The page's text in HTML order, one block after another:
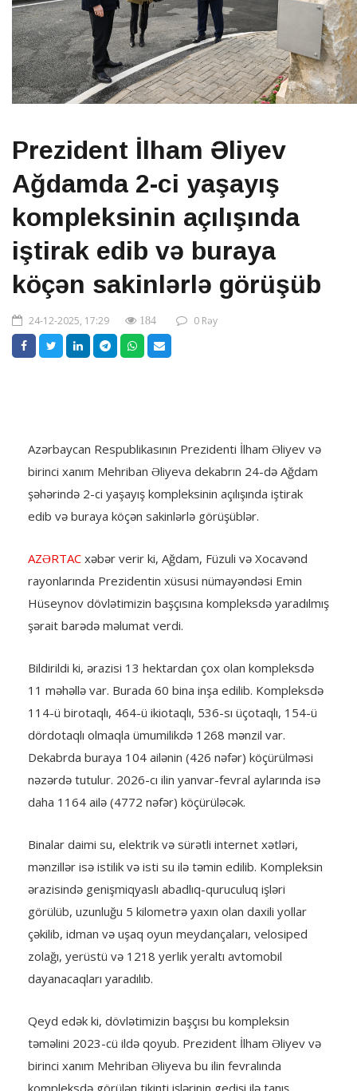
Prezident İlham Əliyev
Ağdamda 2-ci yaşayış
kompleksinin açılışında
iştirak edib və buraya
köçən sakinlərlə görüşüb
24-12-2025, 17:29 184 0 Rəy
Azərbaycan Respublikasının Prezidenti İlham Əliyev və
birinci xanım Mehriban Əliyeva dekabrın 24-də Ağdam
şəhərində 2-ci yaşayış kompleksinin açılışında iştirak
edib və buraya köçən sakinlərlə görüşüblər.
AZƏRTAC xəbər verir ki, Ağdam, Füzuli və Xocavənd
rayonlarında Prezidentin xüsusi nümayəndəsi Emin
Hüseynov dövlətimizin başçısına kompleksdə yaradılmış
şərait barədə məlumat verdi.
Bildirildi ki, ərazisi 13 hektardan çox olan kompleksdə
11 məhəllə var. Burada 60 bina inşa edilib. Kompleksdə
114-ü birotaqlı, 464-ü ikiotaqlı, 536-sı üçotaqlı, 154-ü
dördotaqlı olmaqla ümumilikdə 1268 mənzil var.
Dekabrda buraya 104 ailənin (426 nəfər) köçürülməsi
nəzərdə tutulur. 2026-cı ilin yanvar-fevral aylarında isə
daha 1164 ailə (4772 nəfər) köçürüləcək.
Binalar daimi su, elektrik və sürətli internet xətləri,
mənzillər isə istilik və isti su ilə təmin edilib. Kompleksin
ərazisində genişmiqyaslı abadlıq-quruculuq işləri
görülüb, uzunluğu 5 kilometrə yaxın olan daxili yollar
çəkilib, idman və uşaq oyun meydançaları, velosiped
zolağı, yerüstü və 1218 yerlik yeraltı avtomobil
dayanacaqları yaradılıb.
Qeyd edək ki, dövlətimizin başçısı bu kompleksin
təməlini 2023-cü ildə qoyub. Prezident İlham Əliyev və
birinci xanım Mehriban Əliyeva bu ilin fevralında
kompleksdə görülən tikinti işlərinin gedişi ilə tanış